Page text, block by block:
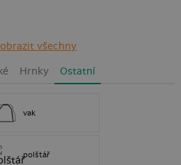
všechny
Hrnky Ostatní
vak
polštář